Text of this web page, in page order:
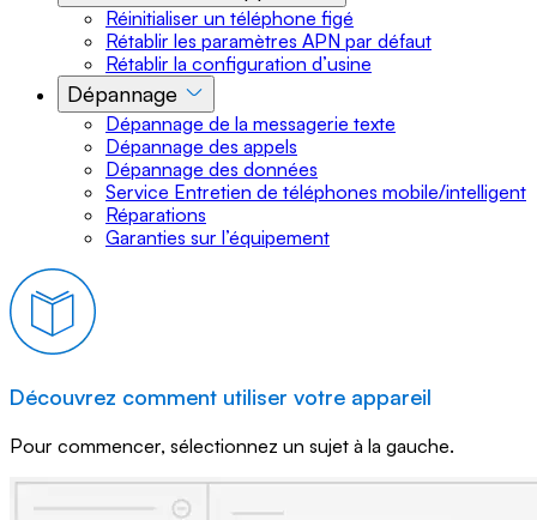
Réinitialiser un téléphone figé
Rétablir les paramètres APN par défaut
Rétablir la configuration d’usine
Dépannage
Dépannage de la messagerie texte
Dépannage des appels
Dépannage des données
Service Entretien de téléphones mobile/intelligent
Réparations
Garanties sur l’équipement
Découvrez comment utiliser votre appareil
Pour commencer, sélectionnez un sujet à la gauche.